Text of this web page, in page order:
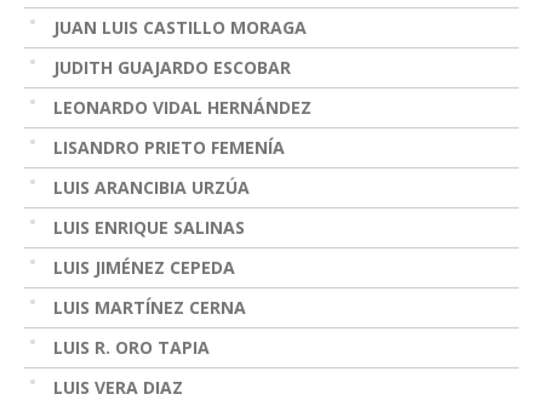
JUAN LUIS CASTILLO MORAGA
JUDITH GUAJARDO ESCOBAR
LEONARDO VIDAL HERNÁNDEZ
LISANDRO PRIETO FEMENÍA
LUIS ARANCIBIA URZÚA
LUIS ENRIQUE SALINAS
LUIS JIMÉNEZ CEPEDA
LUIS MARTÍNEZ CERNA
LUIS R. ORO TAPIA
LUIS VERA DIAZ